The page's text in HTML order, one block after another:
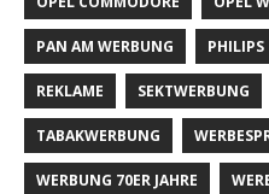
PAN AM WERBUNG PHILIPS
REKLAME SEKTWERBUNG
TABAKWERBUNG
WERBUNG 70ER JAHRE